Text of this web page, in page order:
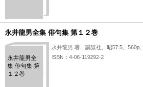
永井龍男全集 俳句集 第１２巻
永井龍男全
集 俳句集 第
１２巻
永井龍男 著、講談社、昭57.5、560p
ISBN：4-06-119292-2